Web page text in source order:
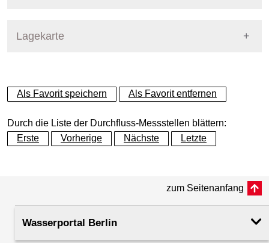
Lagekarte
+
−
Als Favorit speichern Als Favorit entfernen
Durch die Liste der Durchfluss-Messstellen blättern:
Erste
Vorherige Nächste Letzte
zum Seitenanfang
Wasserportal Berlin